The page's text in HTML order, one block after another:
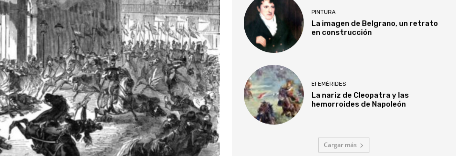
PINTURA
La imagen de Belgrano, un retrato
en construcción
EFEMÉRIDES
La nariz de Cleopatra y las
hemorroides de Napoleón
Cargar más